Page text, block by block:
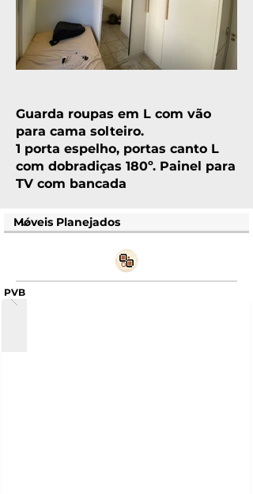
Guarda roupas em L com vão
para cama solteiro.
1 porta espelho, portas canto L
com dobradiças 180º. Painel para
TV com bancada
PVB